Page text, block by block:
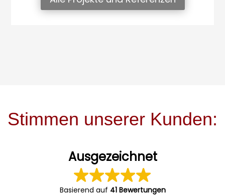
Stimmen unserer Kunden:
Ausgezeichnet
Basierend auf 41 Bewertungen